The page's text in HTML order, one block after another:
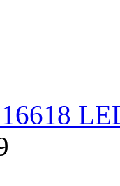
16618